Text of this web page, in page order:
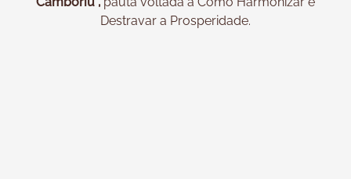
Destravar a Prosperidade.